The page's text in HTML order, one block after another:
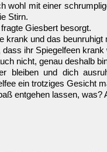
wohl mit einer
Stirn.
Giesbert besorgt.
krank und das beunruhigt
ihr Spiegelfeen krank
nicht, genau deshalb
bleiben und dich
ein trotziges Gesicht
entgehen lassen, was?